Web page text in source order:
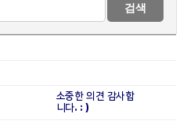
검색
소중한 의견 감사합
니다. : )